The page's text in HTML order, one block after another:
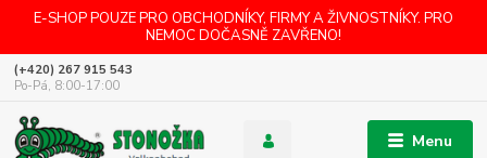
E-SHOP POUZE PRO OBCHODNÍKY, FIRMY A ŽIVNOSTNÍKY. PRO
NEMOC DOČASNĚ ZAVŘENO!
Menu
(+420) 267 915 543
Po-Pá, 8:00-17:00